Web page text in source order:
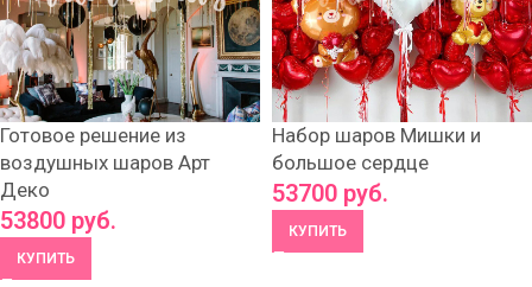
Готовое решение из
воздушных шаров Арт
Деко
53800 руб.
КУПИТЬ
Набор шаров Мишки и
большое сердце
53700 руб.
КУПИТЬ